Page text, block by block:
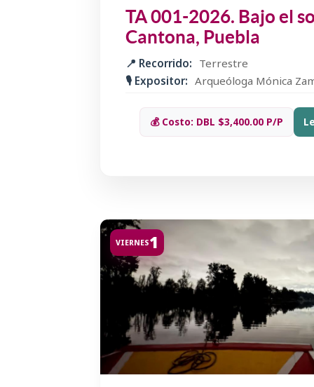
TA 001-2026. Bajo el
Cantona, Puebla
📍 Recorrido: Terrestre
🎙️ Expositor: Arqueóloga Mónica
💰 Costo: DBL $3,400.00 P/P
VIERNES1